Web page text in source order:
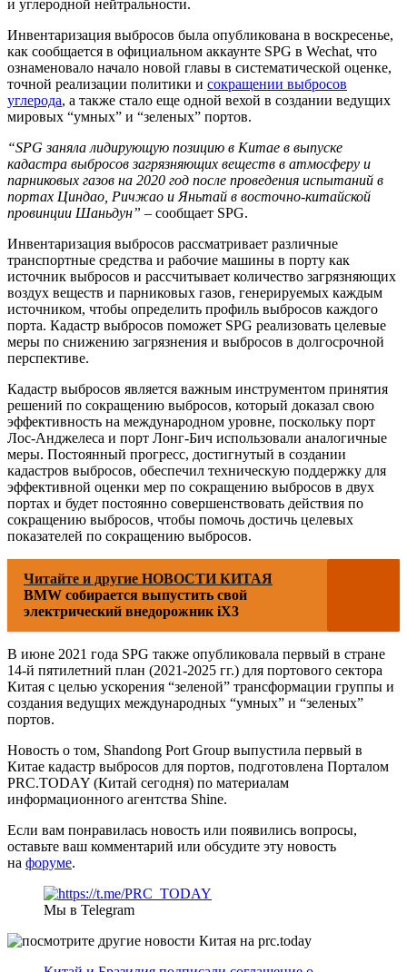
и углеродной нейтральности.
Инвентаризация выбросов была опубликована в воскресенье,
как сообщается в официальном аккаунте SPG в Wechat, что
ознаменовало начало новой главы в систематической оценке,
точной реализации политики и сокращении выбросов
углерода, а также стало еще одной вехой в создании ведущих
мировых “умных” и “зеленых” портов.
“SPG заняла лидирующую позицию в Китае в выпуске
кадастра выбросов загрязняющих веществ в атмосферу и
парниковых газов на 2020 год после проведения испытаний в
портах Циндао, Ричжао и Яньтай в восточно-китайской
провинции Шаньдун” – сообщает SPG.
Инвентаризация выбросов рассматривает различные
транспортные средства и рабочие машины в порту как
источник выбросов и рассчитывает количество загрязняющих
воздух веществ и парниковых газов, генерируемых каждым
источником, чтобы определить профиль выбросов каждого
порта. Кадастр выбросов поможет SPG реализовать целевые
меры по снижению загрязнения и выбросов в долгосрочной
перспективе.
Кадастр выбросов является важным инструментом принятия
решений по сокращению выбросов, который доказал свою
эффективность на международном уровне, поскольку порт
Лос-Анджелеса и порт Лонг-Бич использовали аналогичные
меры. Постоянный прогресс, достигнутый в создании
кадастров выбросов, обеспечил техническую поддержку для
эффективной оценки мер по сокращению выбросов в двух
портах и будет постоянно совершенствовать действия по
сокращению выбросов, чтобы помочь достичь целевых
показателей по сокращению выбросов.
Читайте и другие НОВОСТИ КИТАЯ
BMW собирается выпустить свой
электрический внедорожник iX3
В июне 2021 года SPG также опубликовала первый в стране
14-й пятилетний план (2021-2025 гг.) для портового сектора
Китая с целью ускорения “зеленой” трансформации группы и
создания ведущих международных “умных” и “зеленых”
портов.
Новость о том, Shandong Port Group выпустила первый в
Китае кадастр выбросов для портов, подготовлена Порталом
PRC.TODAY (Китай сегодня) по материалам
информационного агентства Shine.
Если вам понравилась новость или появились вопросы,
оставьте ваш комментарий или обсудите эту новость
на форуме.
Мы в Telegram